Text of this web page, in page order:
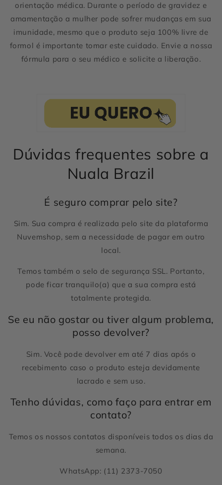
orientação médica. Durante o período de gravidez e
amamentação a mulher pode sofrer mudanças em sua
imunidade, mesmo que o produto seja 100% livre de
formol é importante tomar este cuidado. Envie a nossa
fórmula para o seu médico e solicite a liberação.
Dúvidas frequentes sobre a
Nuala Brazil
É seguro comprar pelo site?
Sim. Sua compra é realizada pelo site da plataforma
Nuvemshop, sem a necessidade de pagar em outro
local.
Temos também o selo de segurança SSL. Portanto,
pode ficar tranquilo(a) que a sua compra está
totalmente protegida.
Se eu não gostar ou tiver algum problema,
posso devolver?
Sim. Você pode devolver em até 7 dias após o
recebimento caso o produto esteja devidamente
lacrado e sem uso.
Tenho dúvidas, como faço para entrar em
contato?
Temos os nossos contatos disponíveis todos os dias da
semana.
WhatsApp: (11) 2373-7050